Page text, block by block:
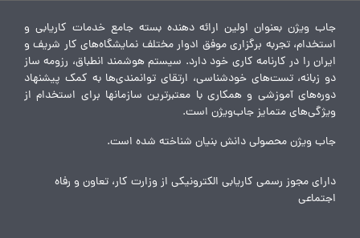
جاب ویژن بعنوان اولین ارائه دهنده بسته جامع خدمات کاریابی و
استخدام، تجربه برگزاری موفق ادوار مختلف نمایشگاه‌های کار شریف و
ایران را در کارنامه کاری خود دارد. سیستم هوشمند انطباق، رزومه ساز
دو زبانه، تست‌های خودشناسی، ارتقای توانمندی‌ها به کمک پیشنهاد
دوره‌های آموزشی و همکاری با معتبرترین سازمانها برای استخدام از
ویژگی‌های متمایز جاب‌ویژن است.
جاب ویژن محصولی دانش بنیان شناخته شده است.
دارای مجوز رسمی کاریابی الکترونیکی از وزارت کار، تعاون و رفاه
اجتماعی